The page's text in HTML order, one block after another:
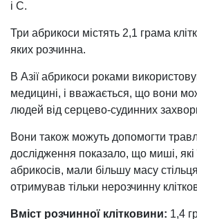
і С.
Три абрикоси містять 2,1 грама
яких розчинна.
В Азії абрикоси роками
медицині, і вважається, що вони
людей від серцево-судинних
Вони також можуть допомогти
дослідження показало, що миші, які
абрикосів, мали більшу масу
отримував тільки нерозчинну
Вміст розчинної клітковини: 1,4